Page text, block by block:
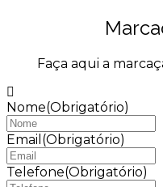
Faça aqui a
Nome(Obrigatório)
Email (Obrigatório)
Telefone(Obrigatório)